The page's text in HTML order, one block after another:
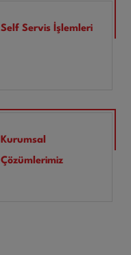
Self Servis İşlemleri
Kurumsal
Çözümlerimiz